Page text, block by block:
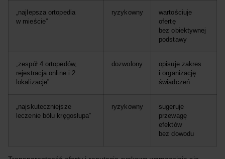
„najlepsza ortopedia
w mieście”
ryzykowny
wartościuje
ofertę
bez obiektywnej
podstawy
„zespół 4 ortopedów,
rejestracja online i 2
lokalizacje”
dozwolony
opisuje zakres
i organizację
świadczeń
„najskuteczniejsze
leczenie bólu kręgosłupa”
ryzykowny
sugeruje
przewagę
efektów
bez dowodu